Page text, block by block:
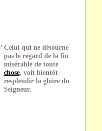
Celui qui ne détourne
pas le regard de la fin
misérable de toute
chose, voit bientôt
resplendir la gloire du
Seigneur.